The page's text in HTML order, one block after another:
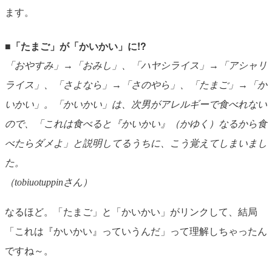
ます。
■「たまご」が「かいかい」に!?
「おやすみ」→「おみし」、「ハヤシライス」→「アシャリ
ライス」、「さよなら」→「さのやら」、「たまご」→「か
いかい」。「かいかい」は、次男がアレルギーで食べれない
ので、「これは食べると『かいかい』（かゆく）なるから食
べたらダメよ」と説明してるうちに、こう覚えてしまいまし
た。
（tobiuotuppinさん）
なるほど。「たまご」と「かいかい」がリンクして、結局
「これは『かいかい』っていうんだ」って理解しちゃったん
ですね～。